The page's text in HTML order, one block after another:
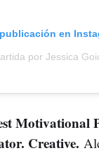
en
Motivational
Creative.